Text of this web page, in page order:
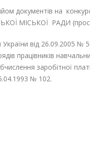
документів на
МІСЬКОЇ РАДИ (просп.
України від 26.09.2005
працівників
заробітної
№ 102.